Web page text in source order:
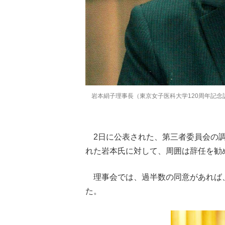
岩本絹子理事長（東京女子医科大学120周年記念
2日に公表された、第三者委員会の
れた岩本氏に対して、周囲は辞任を
理事会では、過半数の同意があれば
た。